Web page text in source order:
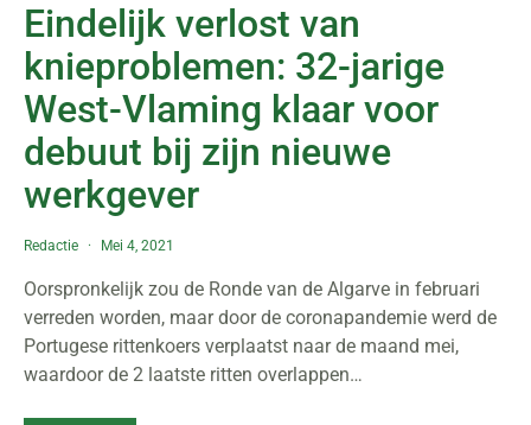
Eindelijk verlost van
knieproblemen: 32-jarige
West-Vlaming klaar voor
debuut bij zijn nieuwe
werkgever
Redactie Mei 4, 2021
Oorspronkelijk zou de Ronde van de Algarve in februari
verreden worden, maar door de coronapandemie werd de
Portugese rittenkoers verplaatst naar de maand mei,
waardoor de 2 laatste ritten overlappen…